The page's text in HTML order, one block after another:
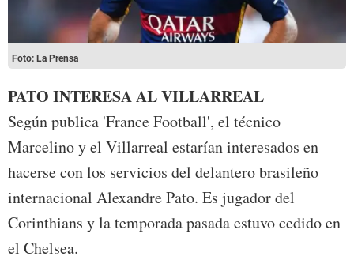
Foto: La Prensa
PATO INTERESA AL VILLARREAL
Según publica 'France Football', el técnico
Marcelino y el Villarreal estarían interesados en
hacerse con los servicios del delantero brasileño
internacional Alexandre Pato. Es jugador del
Corinthians y la temporada pasada estuvo cedido en
el Chelsea.